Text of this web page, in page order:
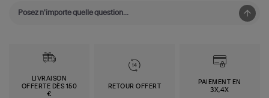
LIVRAISON
OFFERTE DÈS 150
€
RETOUR OFFERT
PAIEMENT EN
3X,4X